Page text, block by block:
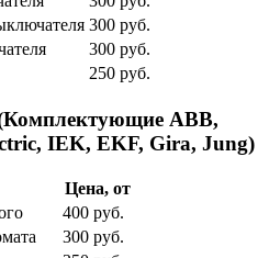
300 руб.
300 руб.
250 руб.
ABB,
IEK, EKF, Gira, Jung)
Цена, от
400 руб.
300 руб.